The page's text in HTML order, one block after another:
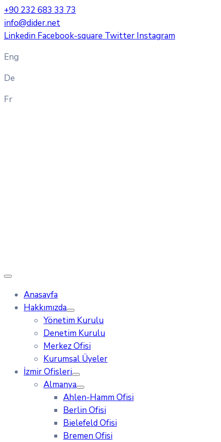
+90 232 683 33 73
info@dider.net
Linkedin Facebook-square Twitter Instagram
Eng
De
Fr
Anasayfa
Hakkımızda
Yönetim Kurulu
Denetim Kurulu
Merkez Ofisi
Kurumsal Üyeler
İzmir Ofisleri
Almanya
Ahlen-Hamm Ofisi
Berlin Ofisi
Bielefeld Ofisi
Bremen Ofisi